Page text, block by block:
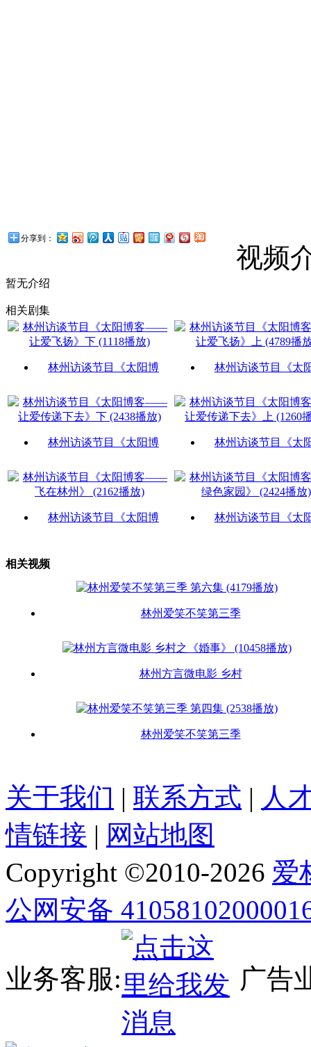
分享到：
视频
暂无介绍
相关剧集
林州访谈节目《太阳博 林州访谈节目《太
林州访谈节目《太阳博 林州访谈节目《太
林州访谈节目《太阳博 林州访谈节目《太
相关视频
林州爱笑不笑第三季
林州方言微电影 乡村
林州爱笑不笑第三季
关于我们 | 联系方式 | 人
情链接 | 网站地图
Copyright ©2010-2026 爱
公网安备
业务客服: 广告